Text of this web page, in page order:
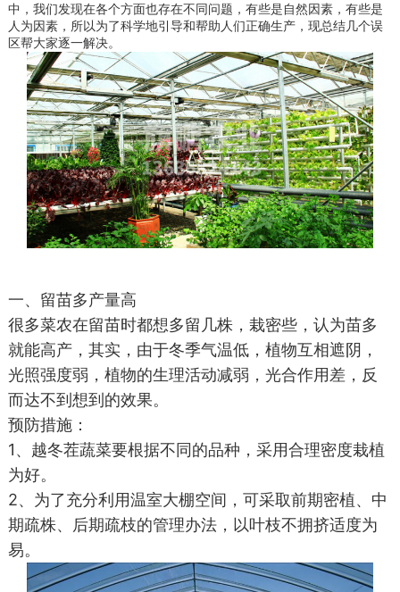
中，我们发现在各个方面也存在不同问题，有些是自然因素，有些是
人为因素，所以为了科学地引导和帮助人们正确生产，现总结几个误
区帮大家逐一解决。
一、留苗多产量高
很多菜农在留苗时都想多留几株，栽密些，认为苗多
就能高产， 其实，由于冬季气温低，植物互相遮阴，
光照强度弱，植物的生理活动减弱，光合作用差，反
而达不到想到的效果。
预防措施：
1、越冬茬蔬菜要根据不同的品种，采用合理密度栽植
为好。
2、为了充分利用温室大棚空间，可采取前期密植、中
期疏株、后期疏枝的管理办法，以叶枝不拥挤适度为
易。